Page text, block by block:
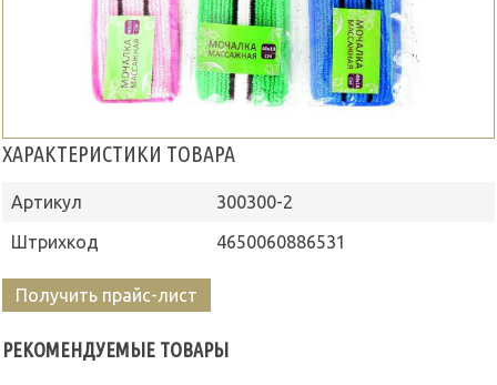
ХАРАКТЕРИСТИКИ ТОВАРА
Артикул
300300-2
Штрихкод
4650060886531
Получить прайс-лист
РЕКОМЕНДУЕМЫЕ ТОВАРЫ